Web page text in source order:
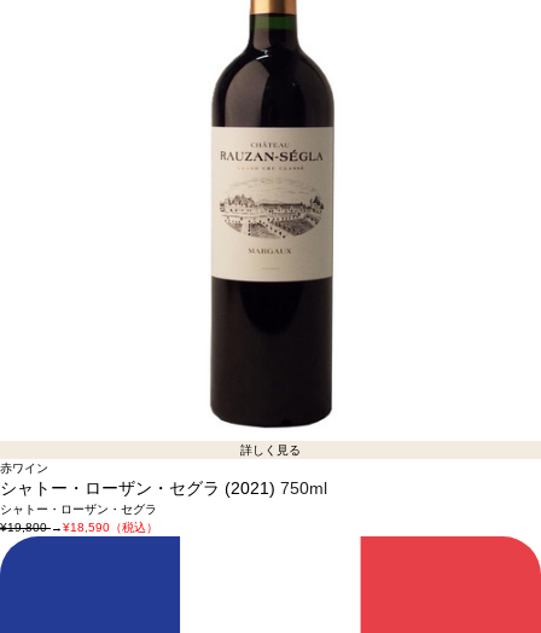
詳しく見る
赤ワイン
シャトー・ローザン・セグラ (2021) 750ml
シャトー・ローザン・セグラ
¥19,800→¥18,590（税込）